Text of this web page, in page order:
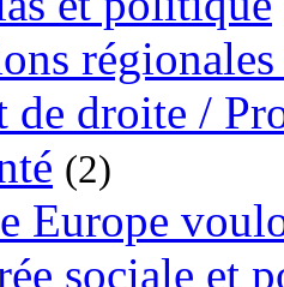
régionales
de droite /
(2)
Europe
sociale et